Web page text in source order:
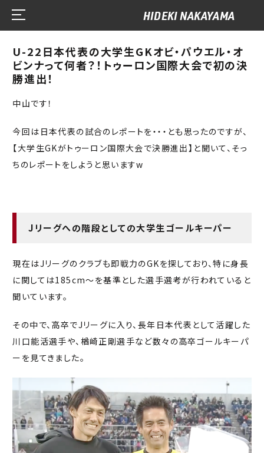
HIDEKI NAKAYAMA
U-22日本代表の大学生GKオビ・パウエル・オ
ビンナって何者？！トゥーロン国際大会で初の決
勝進出！
中山です！
今回は日本代表の試合のレポートを・・・とも思ったのですが、
【大学生GKがトゥーロン国際大会で決勝進出】と聞いて、そっ
ちのレポートをしようと思いますw
Jリーグへの階段としての大学生ゴールキーパー
現在はJリーグのクラブも即戦力のGKを探しており、特に身長
に関しては185cm〜を基準とした選手選考が行われていると
聞いています。
その中で、高卒でJリーグに入り、長年日本代表として活躍した
川口能活選手や、楢崎正剛選手など数々の高卒ゴールキーパ
ーを見てきました。